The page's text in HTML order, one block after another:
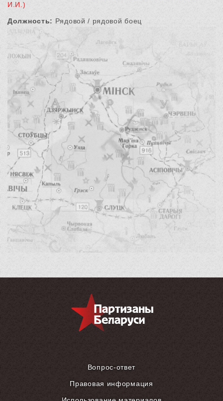
И.И.)
Должность: Рядовой / рядовой боец
Вопрос-ответ
Правовая информация